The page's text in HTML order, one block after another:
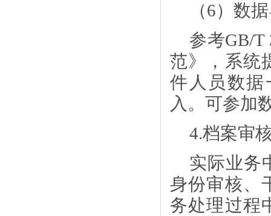
（6）数
参考GB/T
范》，系统
件人员数据
入。可参加
4.档案审
实际业务
身份审核、
务处理过程